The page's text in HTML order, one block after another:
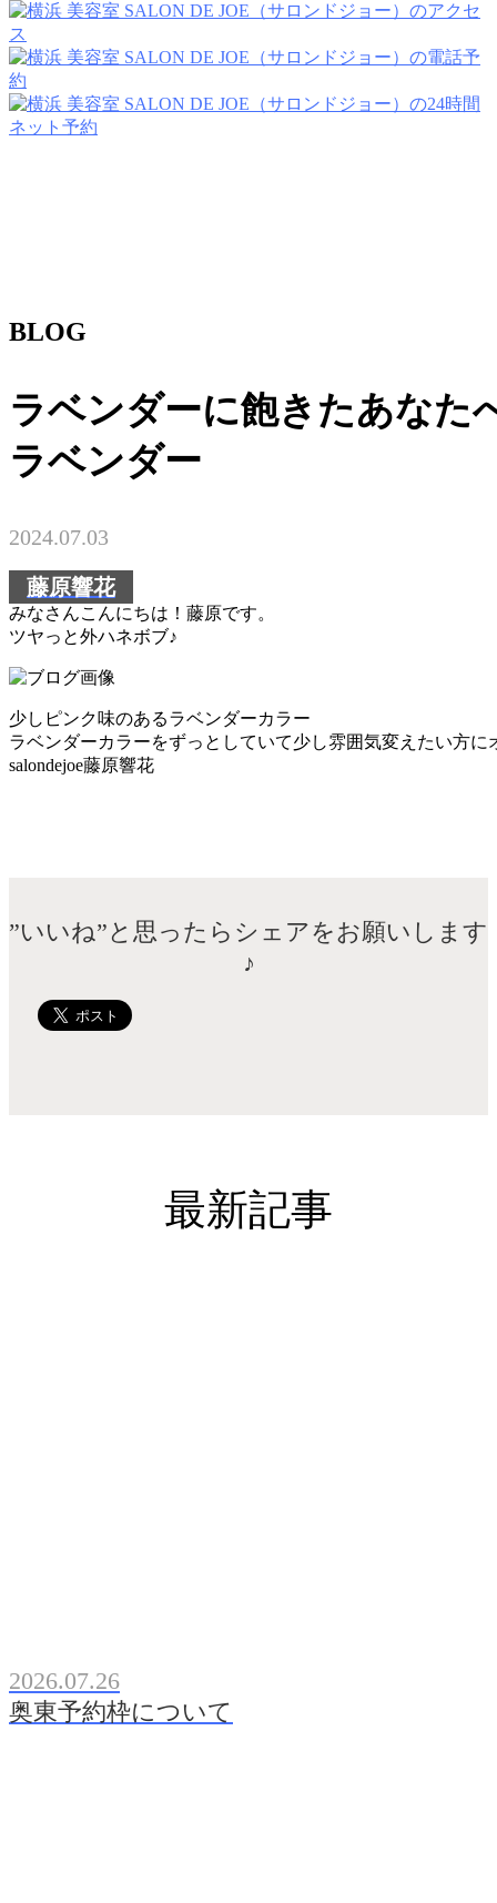
BLOG
ラベンダーに飽きたあなた
ラベンダー
2024.07.03
藤原響花
みなさんこんにちは！藤原です。
ツヤっと外ハネボブ♪
少しピンク味のあるラベンダーカラー
ラベンダーカラーをずっとしていて少し雰囲気変えたい方に
salondejoe藤原響花
”いいね”と思ったらシェアをお願いします
♪
最新記事
2026.07.26
奥東予約枠について